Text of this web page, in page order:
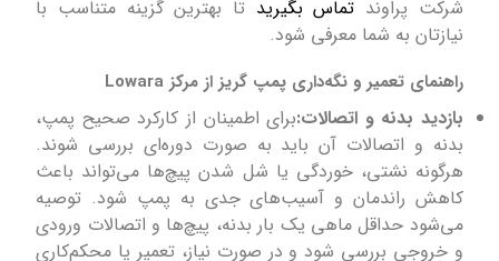
شرکت پراوند تماس بگیرید تا بهترین گزینه متناسب با
نیازتان به شما معرفی شود.
راهنمای تعمیر و نگه‌داری پمپ گریز از مرکز Lowara
بازدید بدنه و اتصالات:برای اطمینان از کارکرد صحیح پمپ،
بدنه و اتصالات آن باید به صورت دوره‌ای بررسی شوند.
هرگونه نشتی، خوردگی یا شل شدن پیچ‌ها می‌تواند باعث
کاهش راندمان و آسیب‌های جدی به پمپ شود. توصیه
می‌شود حداقل ماهی یک بار بدنه، پیچ‌ها و اتصالات ورودی
و خروجی بررسی شود و در صورت نیاز، تعمیر یا محکم‌کاری